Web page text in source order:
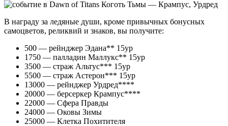
В награду за ледяные души, кроме привычных бонусных
самоцветов, реликвий и знаков, вы получите:
500 — рейнджер Эдана** 15ур
1750 — палладин Маллукс** 15ур
3500 — страж Альтус*** 15ур
5500 — страж Астерон*** 15ур
13000 — рейнджер Урдред****
20000 — берсеркер Крампус****
22000 — Сфера Правды
24000 — Оковы Зимы
25000 — Клетка Похитителя